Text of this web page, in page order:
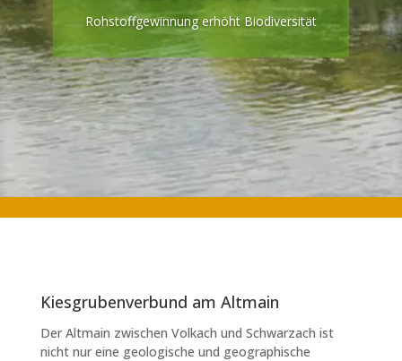
Rohstoffgewinnung erhöht Biodiversität
Kiesgrubenverbund am Altmain
Der Altmain zwischen Volkach und Schwarzach ist
nicht nur eine geologische und geographische